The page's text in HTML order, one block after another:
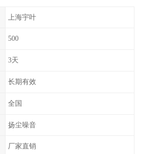
上海宇叶
500
3天
长期有效
全国
扬尘噪音
厂家直销